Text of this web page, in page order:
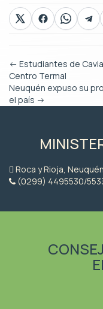
← Estudiantes de
Centro Termal
Neuquén expuso su
el país →
Roca y Rioja,
(0299) 4495530/